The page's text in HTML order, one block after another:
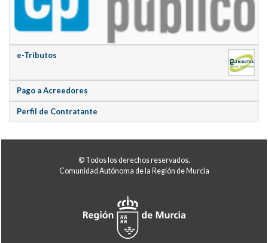
e-Tributos
Pago a Acreedores
Perfil de Contratante
© Todos los derechos reservados.
Comunidad Autónoma de la Región de Murcia